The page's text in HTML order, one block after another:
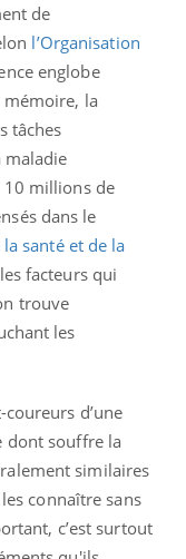
de
l’Organisation
englobe
la
tâches
maladie
10 millions de
dans le
santé et de la
facteurs qui
trouve
les
d’une
dont souffre la
similaires
connaître sans
c’est surtout